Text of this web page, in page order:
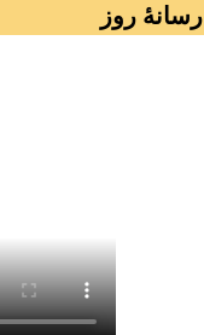
رسانهٔ روز